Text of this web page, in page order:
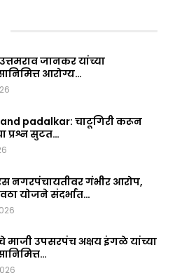
जानकर यांच्या
आरोग्य…
padalkar: चाटूगिरी करून
प्रश्न सुटत…
नगरपंचायतीवर गंभीर आरोप,
योजने संदर्भात…
माजी उपसरपंच अक्षय इंगळे यांच्या